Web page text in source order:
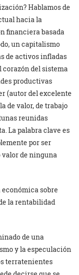
Hablamos de
hacia la
financiera basada
un capitalismo
de activos infladas
corazón del sistema
productivas
(autor del excelente
de valor, de trabajo
reunidas
La palabra clave es
por ser
valor de ninguna
económica sobre
la rentabilidad
de una
y la especulación
terratenientes